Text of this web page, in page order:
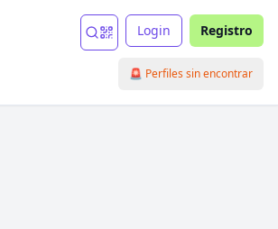
Login Registro
🚨 Perfiles sin encontrar